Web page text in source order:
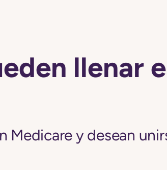
llenar
Medicare y desean